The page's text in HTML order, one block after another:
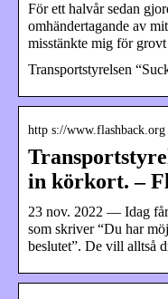
För ett halvår sedan
omhändertagande av
misstänkte mig för
Transportstyrelsen
http s://
in körkort. –
23 nov. 2022 — Idag
som skriver “Du har
beslutet”. De vill alltså